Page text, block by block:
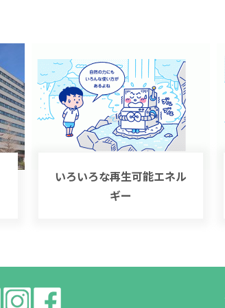
いろいろな再生可能エネル
ギー